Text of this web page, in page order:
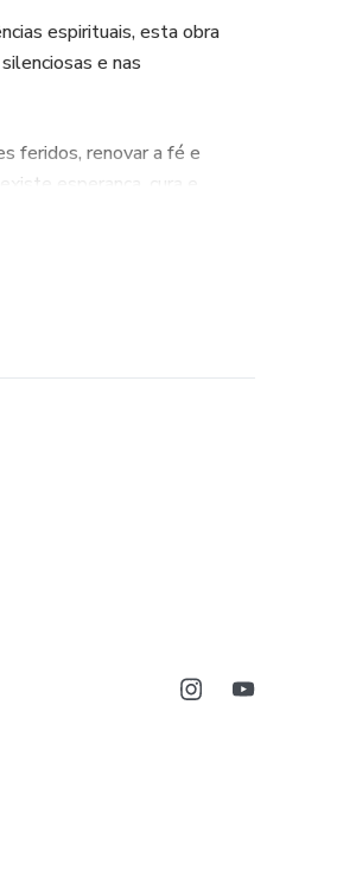
espirituais, esta obra
e nas
feridos, renovar a fé e
esperança, cura e